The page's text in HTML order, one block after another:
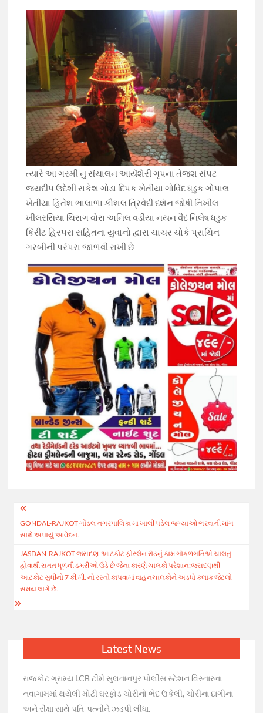
ત્યારે આ ગરમી નુ સંચાલન આયૅશેરી ગૃપના તેજશ સંપટ
જયદીપ ઉદેશી રાકેશ ગોડા દિપક ખેતીયા ગોવિંદ ધડુક ગોપાલ
ખેતીયા હિતેશ ભાલાળા કૌશલ ત્રિવેદી દશૅન જોષી નિખીલ
ખીલરસિયા ચિરાગ વોરા અનિલ વડીયા નયન વૈદ નિલેષ ધડુક
કિરીટ હિરપરા સહિતના યુવાનો દ્વારા ચાચર ચોકે પ્રાચિન
ગરબીની પરંપરા જાળવી રાખી છે
Post
navigation
GONDAL-RAJKOT ગોંડલ નગરપાલિકા મા ખાલી પડેલ જગ્યાઓ ભરવાની માંગ
સાથે અપાયું આવેદન.
JASDAN-RAJKOT જસદણ-આટકોટ ફોરલેન રોડનું કામ ગોકળગતિએ ચાલતું
હોવાથી સતત ધૂળની ડમરીઓ ઉડે છે જેના કારણે ચાલકો પરેશાન:જસદણથી
આટકોટ સુધીનો 7 કી.મી. નો રસ્તો કાપવામાં વાહનચાલકોને અડધો કલાક જેટલો
સમય લાગે છે.
Latest News
રાજકોટ ગ્રામ્ય LCB ટીમે સુલતાનપુર પોલીસ સ્ટેશન વિસ્તારના
નવાગામમાં થયેલી મોટી ઘરફોડ ચોરીનો ભેદ ઉકેલી, ચોરીના દાગીના
અને રીક્ષા સાથે પતિ-પત્નીને ઝડપી લીધા.